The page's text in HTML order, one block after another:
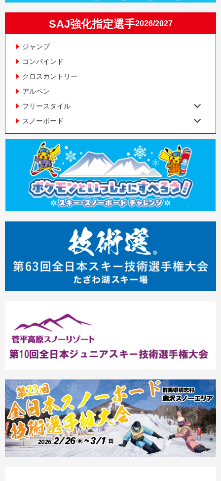
SAJ強化指定選手2026/2027
ジャンプ
コンバインド
クロスカントリー
アルペン
フリースタイル
スノーボード